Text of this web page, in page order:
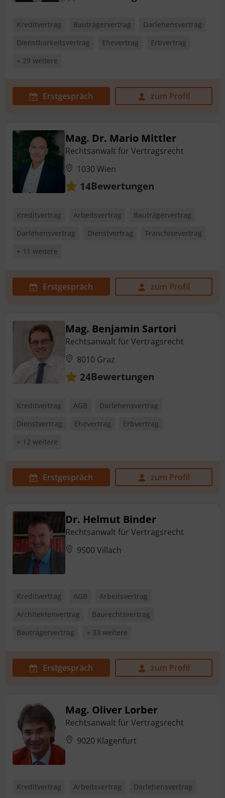
Kreditvertrag Bauträgervertrag
Darlehensvertrag
Dienstbarkeitsvertrag
Ehevertrag
Erbvertrag
+ 29 weitere
Erstgespräch zum Profil
Mag. Dr. Mario Mittler
Rechtsanwalt für Vertragsrecht
1030 Wien
14Bewertungen
Kreditvertrag Arbeitsvertrag
Bauträgervertrag
Darlehensvertrag
Dienstvertrag
Franchisevertrag
+ 11 weitere
Erstgespräch zum Profil
Mag. Benjamin Sartori
Rechtsanwalt für Vertragsrecht
8010 Graz
24Bewertungen
Kreditvertrag AGB
Darlehensvertrag
Dienstvertrag
Ehevertrag
Erbvertrag
+ 12 weitere
Erstgespräch zum Profil
Dr. Helmut Binder
Rechtsanwalt für Vertragsrecht
9500 Villach
Kreditvertrag AGB
Arbeitsvertrag
Architektenvertrag
Baurechtsvertrag
Bauträgervertrag
+ 33 weitere
Erstgespräch zum Profil
Mag. Oliver Lorber
Rechtsanwalt für Vertragsrecht
9020 Klagenfurt
Kreditvertrag Arbeitsvertrag
Darlehensvertrag